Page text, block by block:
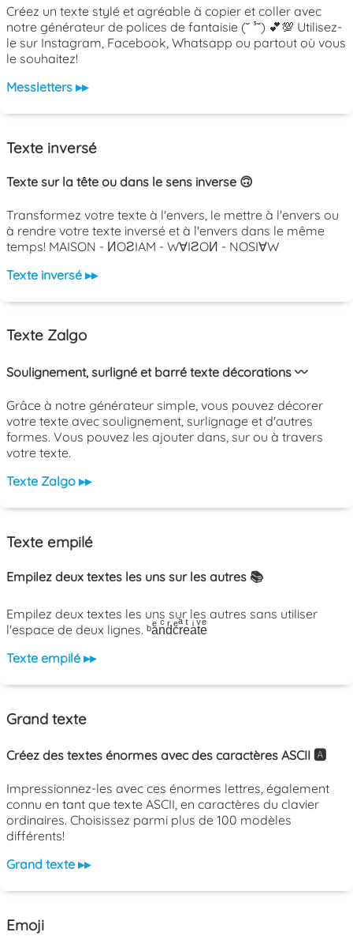
Créez un texte stylé et agréable à copier et coller avec
notre générateur de polices de fantaisie (˘ ³˘) 💕💯 Utilisez-
le sur Instagram, Facebook, Whatsapp ou partout où vous
le souhaitez!
Messletters ▸▸
Texte inversé
Texte sur la tête ou dans le sens inverse 🙃
Transformez votre texte à l'envers, le mettre à l'envers ou
à rendre votre texte inversé et à l'envers dans le même
temps! MAISON - ИOƧIAM - W∀IƧOИ - NOSI∀W
Texte inversé ▸▸
Texte Zalgo
Soulignement, surligné et barré texte décorations 〰️
Grâce à notre générateur simple, vous pouvez décorer
votre texte avec soulignement, surlignage et d'autres
formes. Vous pouvez les ajouter dans, sur ou à travers
votre texte.
Texte Zalgo ▸▸
Texte empilé
Empilez deux textes les uns sur les autres 📚
Empilez deux textes les uns sur les autres sans utiliser
l'espace de deux lignes. ᵇaͤnͨdͬcͤrͣeͭaͥtͮeͤ
Texte empilé ▸▸
Grand texte
Créez des textes énormes avec des caractères ASCII 🅰️
Impressionnez-les avec ces énormes lettres, également
connu en tant que texte ASCII, en caractères du clavier
ordinaires. Choisissez parmi plus de 100 modèles
différents!
Grand texte ▸▸
Emoji